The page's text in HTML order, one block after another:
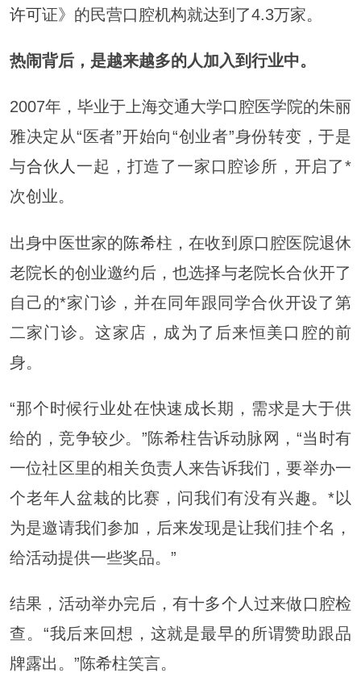
许可证》的民营口腔机构就达到了4.3万家。
热闹背后，是越来越多的人加入到行业中。
2007年，毕业于上海交通大学口腔医学院的朱丽
雅决定从“医者”开始向“创业者”身份转变，于是
与合伙人 一起，打造了一家口腔诊所，开启了*
次创业。
出身中医世家的陈希柱，在收到原口腔医院退休
老院长的创业邀约后，也选择与老院长合伙开了
自己的*家门诊，并在同年跟同学合伙开设了第
二家门诊。这家店，成为了后来恒美口腔的前
身。
“那个时候行业处在快速成长期，需求是大于供
给的，竞争较少。”陈希柱告诉动脉网，“当时有
一位社区里的相关负责人来告诉我们，要举办一
个老年人盆栽的比赛，问我们有没有兴趣。*以
为是邀请我们参加，后来发现是让我们挂个名，
给活动提供一些奖品。”
结果，活动举办完后，有十多个人过来做口腔检
查。“我后来回想，这就是最早的所谓赞助跟品
牌露出。”陈希柱笑言。